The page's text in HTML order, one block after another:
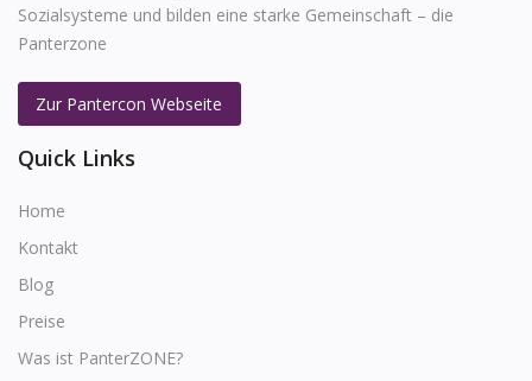
Sozialsysteme und bilden eine starke Gemeinschaft – die
Panterzone
Zur Pantercon Webseite
Quick Links
Home
Kontakt
Blog
Preise
Was ist PanterZONE?